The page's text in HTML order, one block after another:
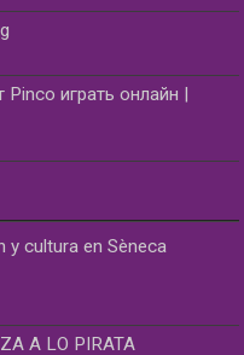
играть онлайн |
y cultura en Sèneca
A LO PIRATA